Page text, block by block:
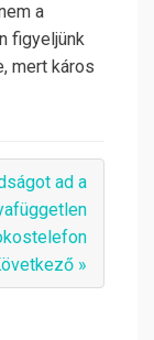
a
figyeljünk
mert káros
ad a
»